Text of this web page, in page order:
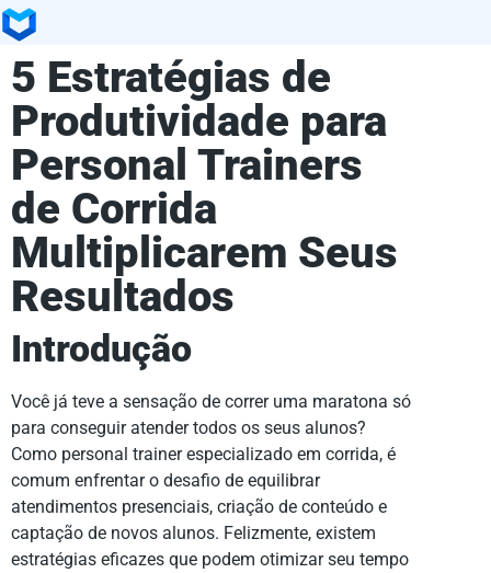
5 Estratégias de
Produtividade para
Personal Trainers
de Corrida
Multiplicarem Seus
Resultados
Introdução
Você já teve a sensação de correr uma maratona só
para conseguir atender todos os seus alunos?
Como personal trainer especializado em corrida, é
comum enfrentar o desafio de equilibrar
atendimentos presenciais, criação de conteúdo e
captação de novos alunos. Felizmente, existem
estratégias eficazes que podem otimizar seu tempo